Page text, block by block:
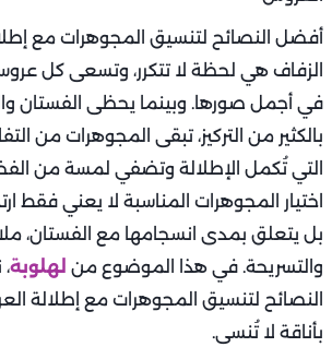
أفضل النصائح لتنسيق المجوهرات مع
الزفاف هي لحظة لا تتكرر، وتسعى كل
في أجمل صورها. وبينما يحظى الفستان
بالكثير من التركيز، تبقى المجوهرات من
التي تُكمل الإطلالة وتضفي لمسة من
اختيار المجوهرات المناسبة لا يعني فقط
بل يتعلق بمدى انسجامها مع الفستان،
والتسريحة. في هذا الموضوع من لهلوبة
النصائح لتنسيق المجوهرات مع إطلالة
بأناقة لا تُنسى.